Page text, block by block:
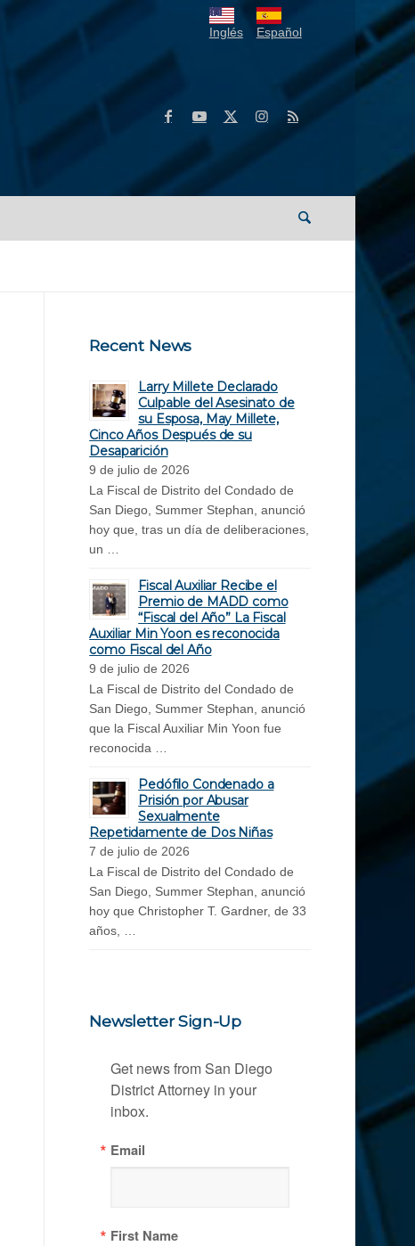
Inglés Español
Recent News
Larry Millete Declarado
Culpable del Asesinato de
su Esposa, May Millete,
Cinco Años Después de su
Desaparición
9 de julio de 2026
La Fiscal de Distrito del Condado de
San Diego, Summer Stephan, anunció
hoy que, tras un día de deliberaciones,
un …
Fiscal Auxiliar Recibe el
Premio de MADD como
“Fiscal del Año” La Fiscal
Auxiliar Min Yoon es reconocida
como Fiscal del Año
9 de julio de 2026
La Fiscal de Distrito del Condado de
San Diego, Summer Stephan, anunció
que la Fiscal Auxiliar Min Yoon fue
reconocida …
Pedófilo Condenado a
Prisión por Abusar
Sexualmente
Repetidamente de Dos Niñas
7 de julio de 2026
La Fiscal de Distrito del Condado de
San Diego, Summer Stephan, anunció
hoy que Christopher T. Gardner, de 33
años, …
Newsletter Sign-Up
Get news from San Diego
District Attorney in your
inbox.
Email
First Name